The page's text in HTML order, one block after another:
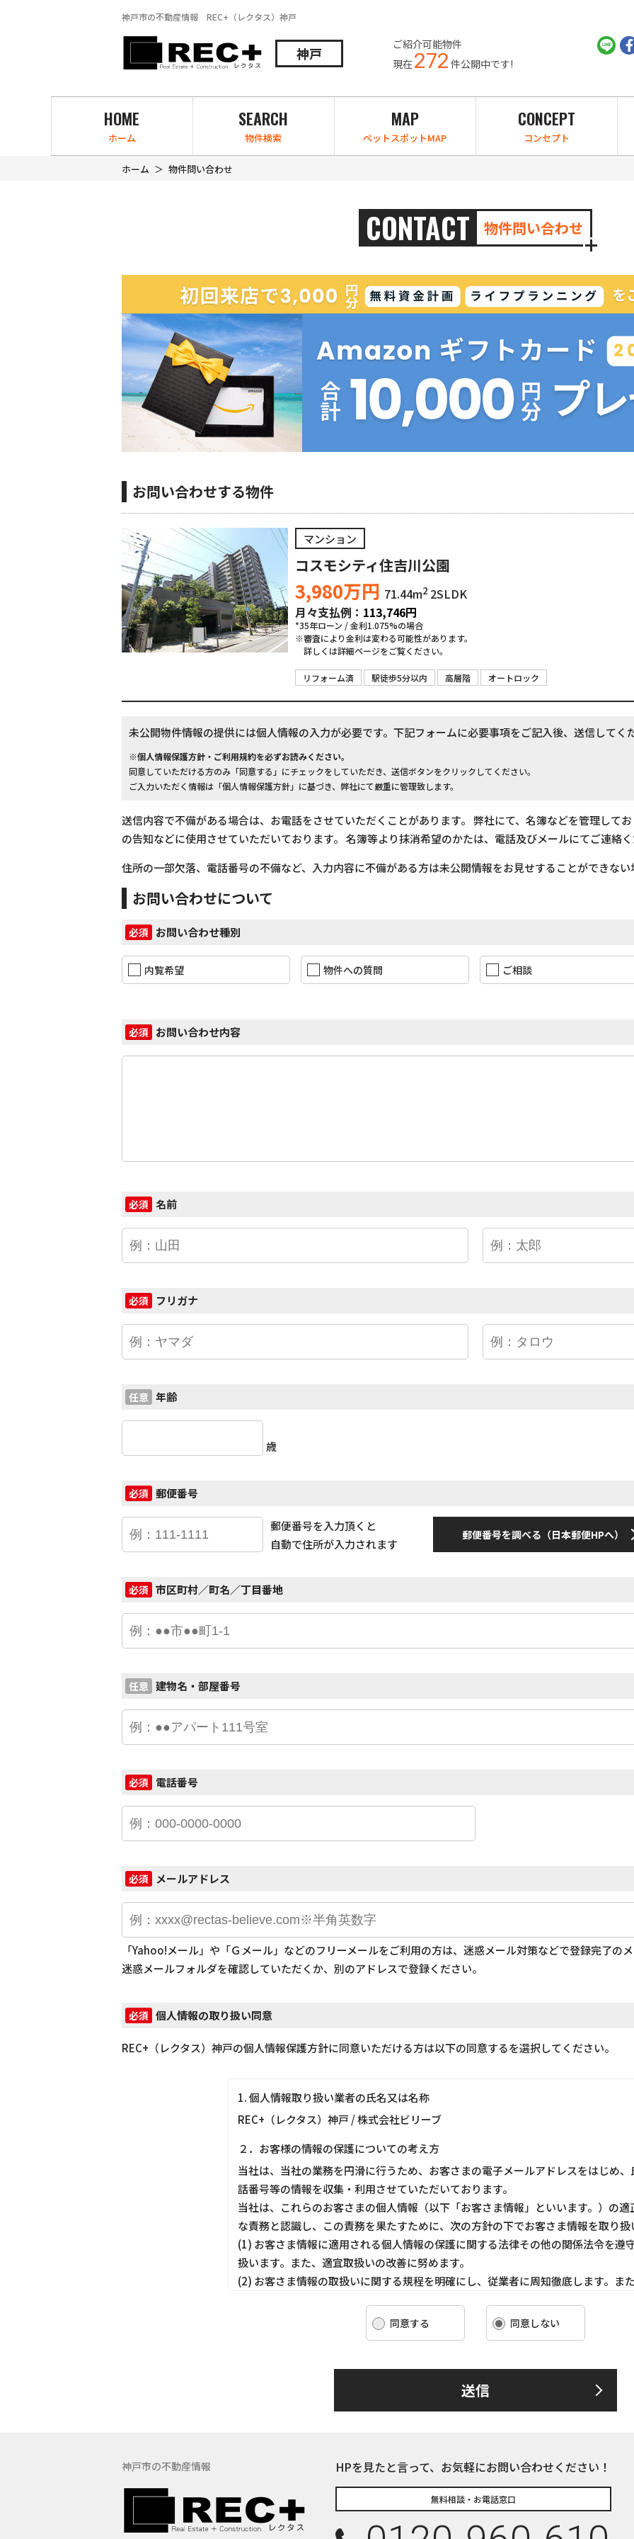
神戸市の不動産情報 REC+（レクタス）神戸
神戸
ご紹介可能物件
現在272 件公開中です!
HOME
ホーム
SEARCH
物件検索
MAP
ペットスポットMAP
CONCEPT
コンセプト
ホーム 物件問い合わせ
CONTACT 物件問い合わせ
お問い合わせする物件
マンション
コスモシティ住吉川公園
3,980万円 71.44m2 2SLDK
月々支払例： 113,746円
*35年ローン / 金利1.075%の場合
※審査により金利は変わる可能性があります。
詳しくは詳細ページをご覧ください。
リフォーム済 駅徒歩5分以内 高層階 オートロック
未公開物件情報の提供には個人情報の入力が必要です。下記フォームに必要事項をご記入後、送信してく
※個人情報保護方針・ご利用規約を必ずお読みください。
同意していただける方のみ「同意する」にチェックをしていただき、送信ボタンをクリックしてください。
ご入力いただく情報は「個人情報保護方針」に基づき、弊社にて厳重に管理致します。
送信内容で不備がある場合は、お電話をさせていただくことがあります。 弊社にて、名簿などを管理して
の告知などに使用させていただいております。 名簿等より抹消希望のかたは、電話及びメールにてご連絡
住所の一部欠落、電話番号の不備など、入力内容に不備がある方は未公開情報をお見せすることができな
お問い合わせについて
必須 お問い合わせ種別
内覧希望 物件への質問 ご相談
必須 お問い合わせ内容
必須 名前
必須 フリガナ
任意 年齢
歳
必須 郵便番号
郵便番号を入力頂くと
自動で住所が入力されます
郵便番号を調べる（日本郵便HPへ）
必須 市区町村／町名／丁目番地
任意 建物名・部屋番号
必須 電話番号
必須 メールアドレス
「Yahoo!メール」や「Ｇメール」などのフリーメールをご利用の方は、迷惑メール対策などで登録完了の
迷惑メールフォルダを確認していただくか、別のアドレスで登録ください。
必須 個人情報の取り扱い同意
REC+（レクタス）神戸の個人情報保護方針に同意いただける方は以下の同意するを選択してください。
1. 個人情報取り扱い業者の氏名又は名称
REC+（レクタス）神戸 / 株式会社ビリーブ
２．お客様の情報の保護についての考え方
当社は、当社の業務を円滑に行うため、お客さまの電子メールアドレスをはじめ
話番号等の情報を収集・利用させていただいております。
当社は、これらのお客さまの個人情報（以下「お客さま情報」といいます。）の
な責務と認識し、この責務を果たすために、次の方針の下でお客さま情報を取り扱
(1) お客さま情報に適用される個人情報の保護に関する法律その他の関係法令を遵
扱います。また、適宜取扱いの改善に努めます。
(2) お客さま情報の取扱いに関する規程を明確にし、従業者に周知徹底します。ま
(3) お客さま情報の収集に際しては、利用目的を特定して通知または公表し、その
ってお客さま情報を取り扱います。
(5) 保有するお客さま情報について、お客さま本人からの開示、訂正、削除、利用
の窓口でお受けして、誠意をもって対応いたします。
訪問、提案、見積、各種の工事やサービス提供等の機会に、当社が直接あるいは
委託先等を通じて、お客さまの個人情報（お客さまの電子メールアドレス、氏名、
等）を取得いたしますが、これらの個人情報は下記の目的に利用させていただきま
同意する 同意しない
送信
神戸市の不動産情報 HPを見たと言って、お気軽にお問い合わせください！
無料相談・お電話窓口